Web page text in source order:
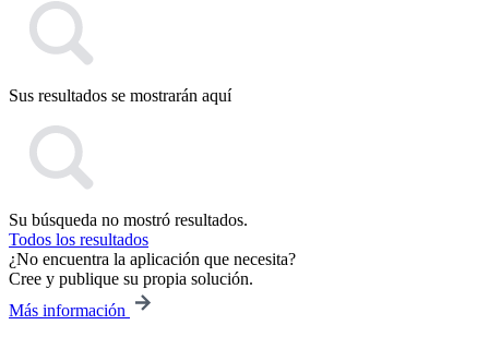
Sus resultados se mostrarán aquí
Su búsqueda no mostró resultados.
Todos los resultados
¿No encuentra la aplicación que necesita?
Cree y publique su propia solución.
Más información